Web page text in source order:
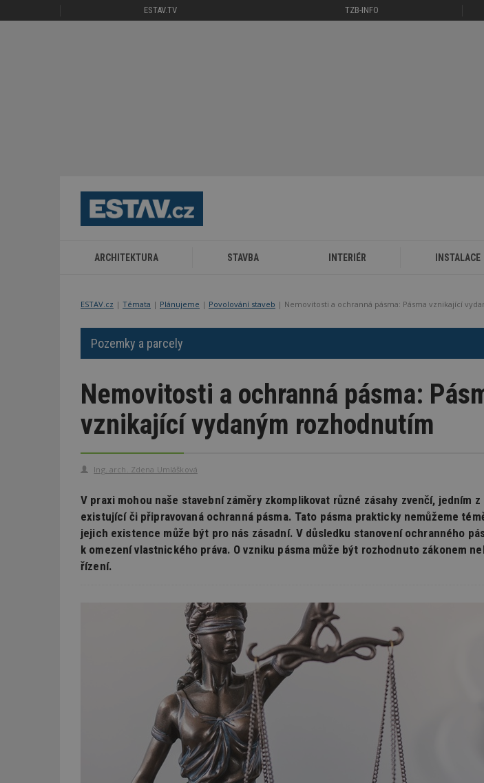
ESTAV.TV TZB-INFO
ARCHITEKTURA STAVBA INTERIÉR INSTALACE
ESTAV.cz Témata Plánujeme Povolování staveb Nemovitosti a ochranná pásma: Pásma vznikající
Pozemky a parcely
Nemovitosti a ochranná pásma:
vznikající vydaným rozhodnutím
Ing. arch. Zdena Umlášková
V praxi mohou naše stavební záměry zkomplikovat různé zásahy zvenčí, jedním
existující či připravovaná ochranná pásma. Tato pásma prakticky nemůžeme
jejich existence může být pro nás zásadní. V důsledku stanovení ochranného
k omezení vlastnického práva. O vzniku pásma může být rozhodnuto zákonem
řízení.